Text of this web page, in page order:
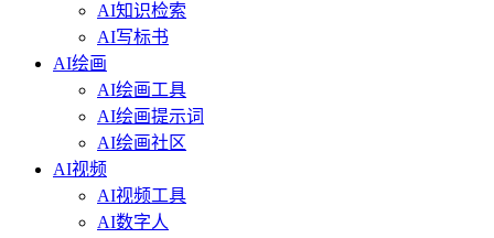
AI知识检索
AI写标书
AI绘画
AI绘画工具
AI绘画提示词
AI绘画社区
AI视频
AI视频工具
AI数字人